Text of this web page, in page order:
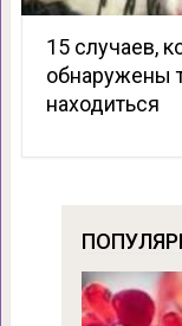
15 случаев,
обнаружены
находиться